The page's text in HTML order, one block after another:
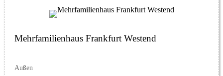
Mehrfamilienhaus Frankfurt Westend
Außen